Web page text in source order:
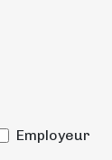
Employeur